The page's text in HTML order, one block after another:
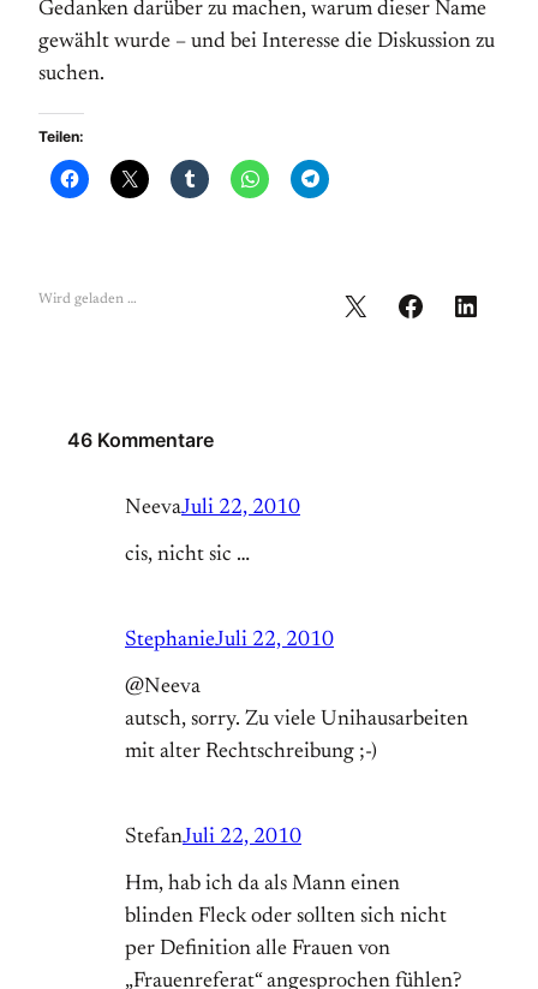
Gedanken darüber zu machen, warum dieser Name
gewählt wurde – und bei Interesse die Diskussion zu
suchen.
Teilen:
Wird geladen …
46 Kommentare
NeevaJuli 22, 2010
cis, nicht sic …
StephanieJuli 22, 2010
@Neeva
autsch, sorry. Zu viele Unihausarbeiten
mit alter Rechtschreibung ;-)
StefanJuli 22, 2010
Hm, hab ich da als Mann einen
blinden Fleck oder sollten sich nicht
per Definition alle Frauen von
„Frauenreferat“ angesprochen fühlen?